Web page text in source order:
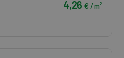
4,26 € / m²